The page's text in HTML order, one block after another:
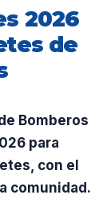
2026
de
Bomberos
para
con el
comunidad.